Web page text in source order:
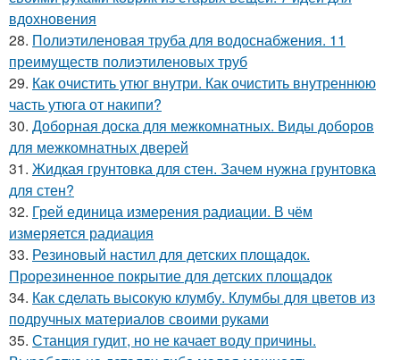
вдохновения
28. Полиэтиленовая труба для водоснабжения. 11
преимуществ полиэтиленовых труб
29. Как очистить утюг внутри. Как очистить внутреннюю
часть утюга от накипи?
30. Доборная доска для межкомнатных. Виды доборов
для межкомнатных дверей
31. Жидкая грунтовка для стен. Зачем нужна грунтовка
для стен?
32. Грей единица измерения радиации. В чём
измеряется радиация
33. Резиновый настил для детских площадок.
Прорезиненное покрытие для детских площадок
34. Как сделать высокую клумбу. Клумбы для цветов из
подручных материалов своими руками
35. Станция гудит, но не качает воду причины.